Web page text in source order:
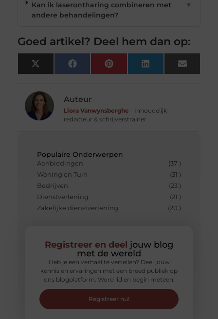
Populaire Onderwerpen
Aanbiedingen
(37 )
Woning en Tuin
(31 )
Bedrijven
(23 )
Dienstverlening
(21 )
Zakelijke dienstverlening
(20 )
Registreer en deel jouw blog
met de wereld
Heb je een verhaal te vertellen? Deel jouw
kennis en ervaringen met een breed publiek op
ons blogplatform. Word lid en begin meteen.
Registreer nu!
Kan ik laserontharing combineren met
andere behandelingen?
▼
Goed artikel? Deel hem dan op:
X
(Twitter)
FacebookPinterest LinkedIn Email
Auteur
Liora Vanwynsberghe - Inhoudelijk
redacteur & schrijverstrainer